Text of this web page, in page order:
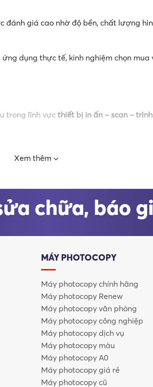
đánh giá cao nhờ độ bền, chất lượng
dụng thực tế, kinh nghiệm chọn mua
trong lĩnh vực thiết bị in ấn – scan –
Xem thêm
chữa, báo
MÁY PHOTOCOPY
Máy photocopy chính hãng
Máy photocopy Renew
Máy photocopy văn phòng
Máy photocopy công nghiệp
Máy photocopy dịch vụ
Máy photocopy màu
Máy photocopy A0
Máy photocopy giá rẻ
Máy photocopy cũ